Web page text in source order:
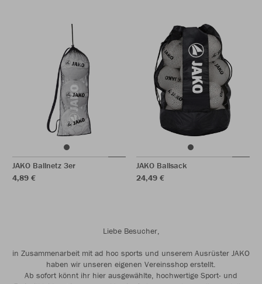
JAKO Ballnetz 3er
4,89 €
JAKO Ballsack
24,49 €
Liebe Besucher,
in Zusammenarbeit mit ad hoc sports und unserem Ausrüster JAKO
haben wir unseren eigenen Vereinsshop erstellt.
Ab sofort könnt ihr hier ausgewählte, hochwertige Sport- und